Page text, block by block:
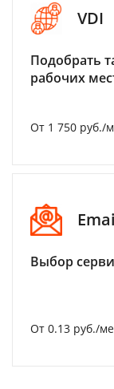
VDI
Подобрать
рабочих
От 1 750 руб./
Выбор
От 0.13 руб./